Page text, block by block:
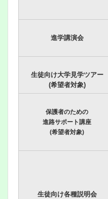
進学講演会
生徒向け大学見学ツアー
(希望者対象)
保護者のための
進路サポート講座
(希望者対象)
生徒向け各種説明会